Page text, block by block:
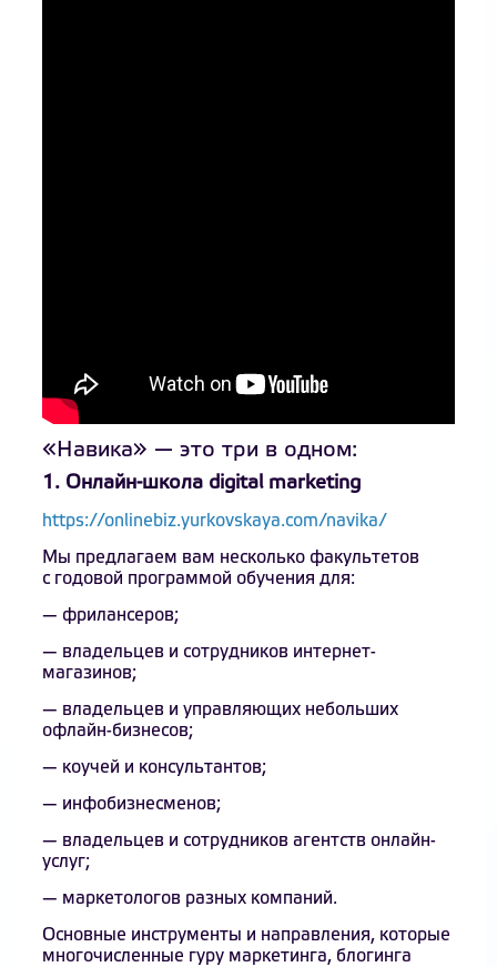
«Навика» — это три в одном:
1. Онлайн-школа digital marketing
https://onlinebiz.yurkovskaya.com/navika/
Мы предлагаем вам несколько факультетов
с годовой программой обучения для:
— фрилансеров;
— владельцев и сотрудников интернет-
магазинов;
— владельцев и управляющих небольших
офлайн-бизнесов;
— коучей и консультантов;
— инфобизнесменов;
— владельцев и сотрудников агентств онлайн-
услуг;
— маркетологов разных компаний.
Основные инструменты и направления, которые
многочисленные гуру маркетинга, блогинга